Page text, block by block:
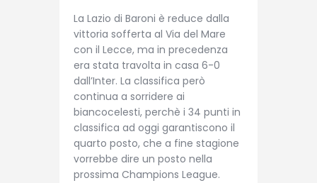
La Lazio di Baroni è reduce dalla
vittoria sofferta al Via del Mare
con il Lecce, ma in precedenza
era stata travolta in casa 6-0
dall’Inter. La classifica però
continua a sorridere ai
biancocelesti, perchè i 34 punti in
classifica ad oggi garantiscono il
quarto posto, che a fine stagione
vorrebbe dire un posto nella
prossima Champions League.